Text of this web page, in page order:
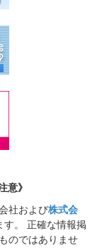
意》
社および株式会
す。 正確な情報掲
のではありませ